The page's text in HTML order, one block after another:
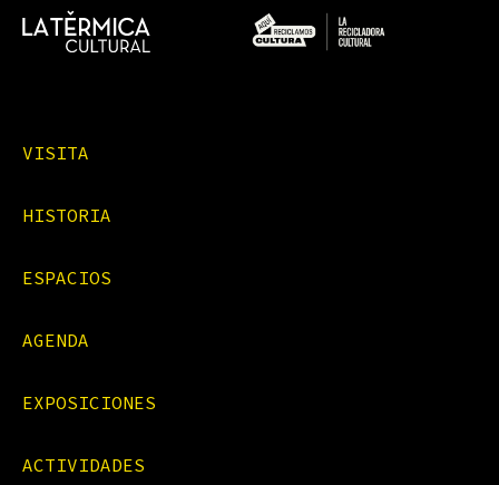
VISITA
HISTORIA
ESPACIOS
AGENDA
EXPOSICIONES
ACTIVIDADES